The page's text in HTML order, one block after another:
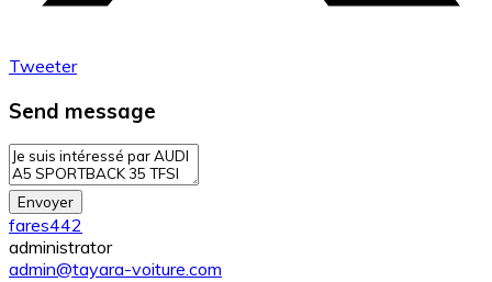
Tweeter
Send message
Envoyer
fares442
administrator
admin@tayara-voiture.com